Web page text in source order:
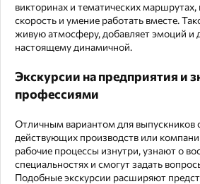
викторинах и тематических
скорость и умение работать вместе.
живую атмосферу, добавляет эмоций и
настоящему динамичной.
Экскурсии на предприятия и
профессиями
Отличным вариантом для выпускников
действующих производств или
рабочие процессы изнутри, узнают о
специальностях и смогут задать
Подобные экскурсии расширяют